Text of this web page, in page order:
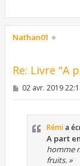
Nathan01
Re: Livre "A
M
02 avr. 2019
Rémi a
A part
homme
fruits. »